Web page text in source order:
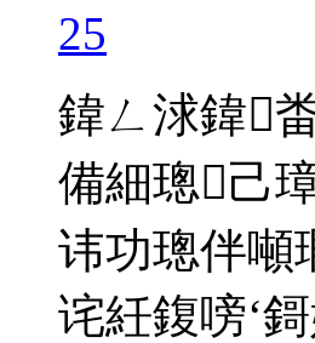
25
鍏ㄥ浗鍏
備細璁己
讳功璁伴噸
诧紝鍑嗙‘